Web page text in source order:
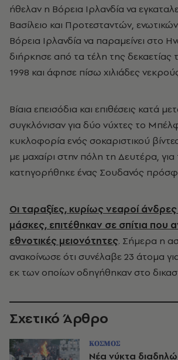
ήθελαν η Βόρεια Ιρλανδία να
Βασίλειο και Προτεσταντών,
Βόρεια Ιρλανδία να παραμείνει στο
διήρκησε από τα τέλη της δεκαετίας
1998 και άφησε πίσω χιλιάδες
Βίαια επεισόδια και επιθέσεις κατά
συγκλόνισαν για δύο νύχτες το
κυκλοφορία ενός σοκαριστικού
με μαχαίρι στην πόλη τη Δευτέρα, για
κατηγορήθηκε ένας Σουδανός
Οι ταραξίες, κυρίως νεαροί
μάσκες, επιτέθηκαν σε σπίτια που
εθνοτικές μειονότητες. Σήμερα η
ανακοίνωσε ότι συνέλαβε 23 άτομα
εκ των οποίων οδηγήθηκαν στο
Σχετικό Άρθρο
ΚΟΣΜΟΣ
Νέα νύκτα